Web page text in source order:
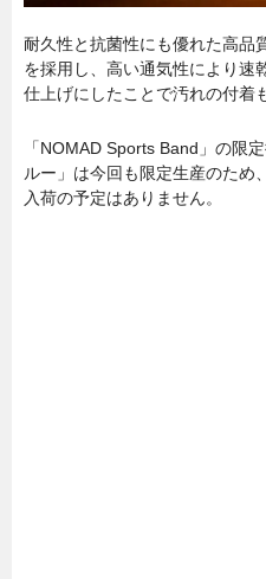
耐久性と抗菌性にも優れた高品
を採用し、高い通気性により速
仕上げにしたことで汚れの付着
「NOMAD Sports Band」の限
ルー」は今回も限定生産のため
入荷の予定はありません。